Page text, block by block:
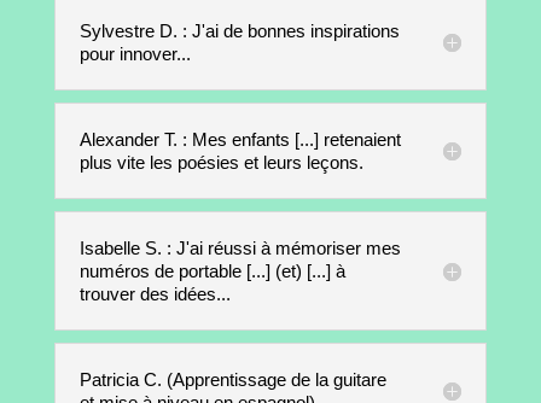
Sylvestre D. : J'ai de bonnes inspirations
pour innover...
Alexander T. : Mes enfants [...] retenaient
plus vite les poésies et leurs leçons.
Isabelle S. : J'ai réussi à mémoriser mes
numéros de portable [...] (et) [...] à
trouver des idées...
Patricia C. (Apprentissage de la guitare